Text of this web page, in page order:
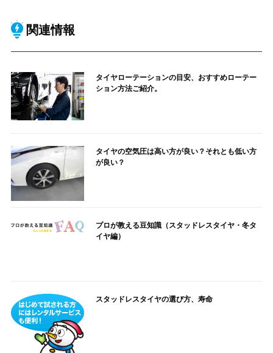
関連情報
タイヤローテーションの目安、おすすめローテー
ション方法ご紹介。
タイヤの空気圧は高い方が良い？それとも低い方
が良い？
プロが教える豆知識（スタッドレスタイヤ・冬タ
イヤ編）
スタッドレスタイヤの選び方、寿命